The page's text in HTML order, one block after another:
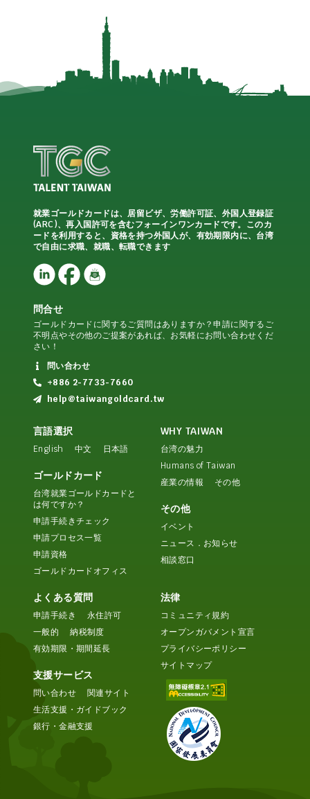
就業ゴールドカードは、居留ビザ、労働許可証、外国人登録証
(ARC)、再入国許可を含むフォーインワンカードです。このカ
ードを利用すると、資格を持つ外国人が、有効期限内に、台湾
で自由に求職、就職、転職できます
問合せ
ゴールドカードに関するご質問はありますか？申請に関するご
不明点やその他のご提案があれば、お気軽にお問い合わせくだ
さい！
問い合わせ
+886 2-7733-7660
help@taiwangoldcard.tw
言語選択
English 中文 日本語
ゴールドカード
台湾就業ゴールドカードと
は何ですか？
申請手続きチェック
申請プロセス一覧
申請資格
ゴールドカードオフィス
WHY TAIWAN
台湾の魅力
Humans of Taiwan
産業の情報
その他
その他
イベント
ニュース．お知らせ
相談窓口
よくある質問
申請手続き
永住許可
一般的
納税制度
有効期限・期間延長
支援サービス
問い合わせ
関連サイト
生活支援・ガイドブック
銀行・金融支援
法律
コミュニティ規約
オープンガバメント宣言
プライバシーポリシー
サイトマップ